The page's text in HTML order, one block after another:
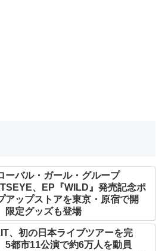
ーバル・ガール・グループ
、EP『WILD』発売記念ポ
アップストアを東京・原宿で開
定グッズも登場
、初の日本ライブツアーを完
都市11公演で約6万人を動員